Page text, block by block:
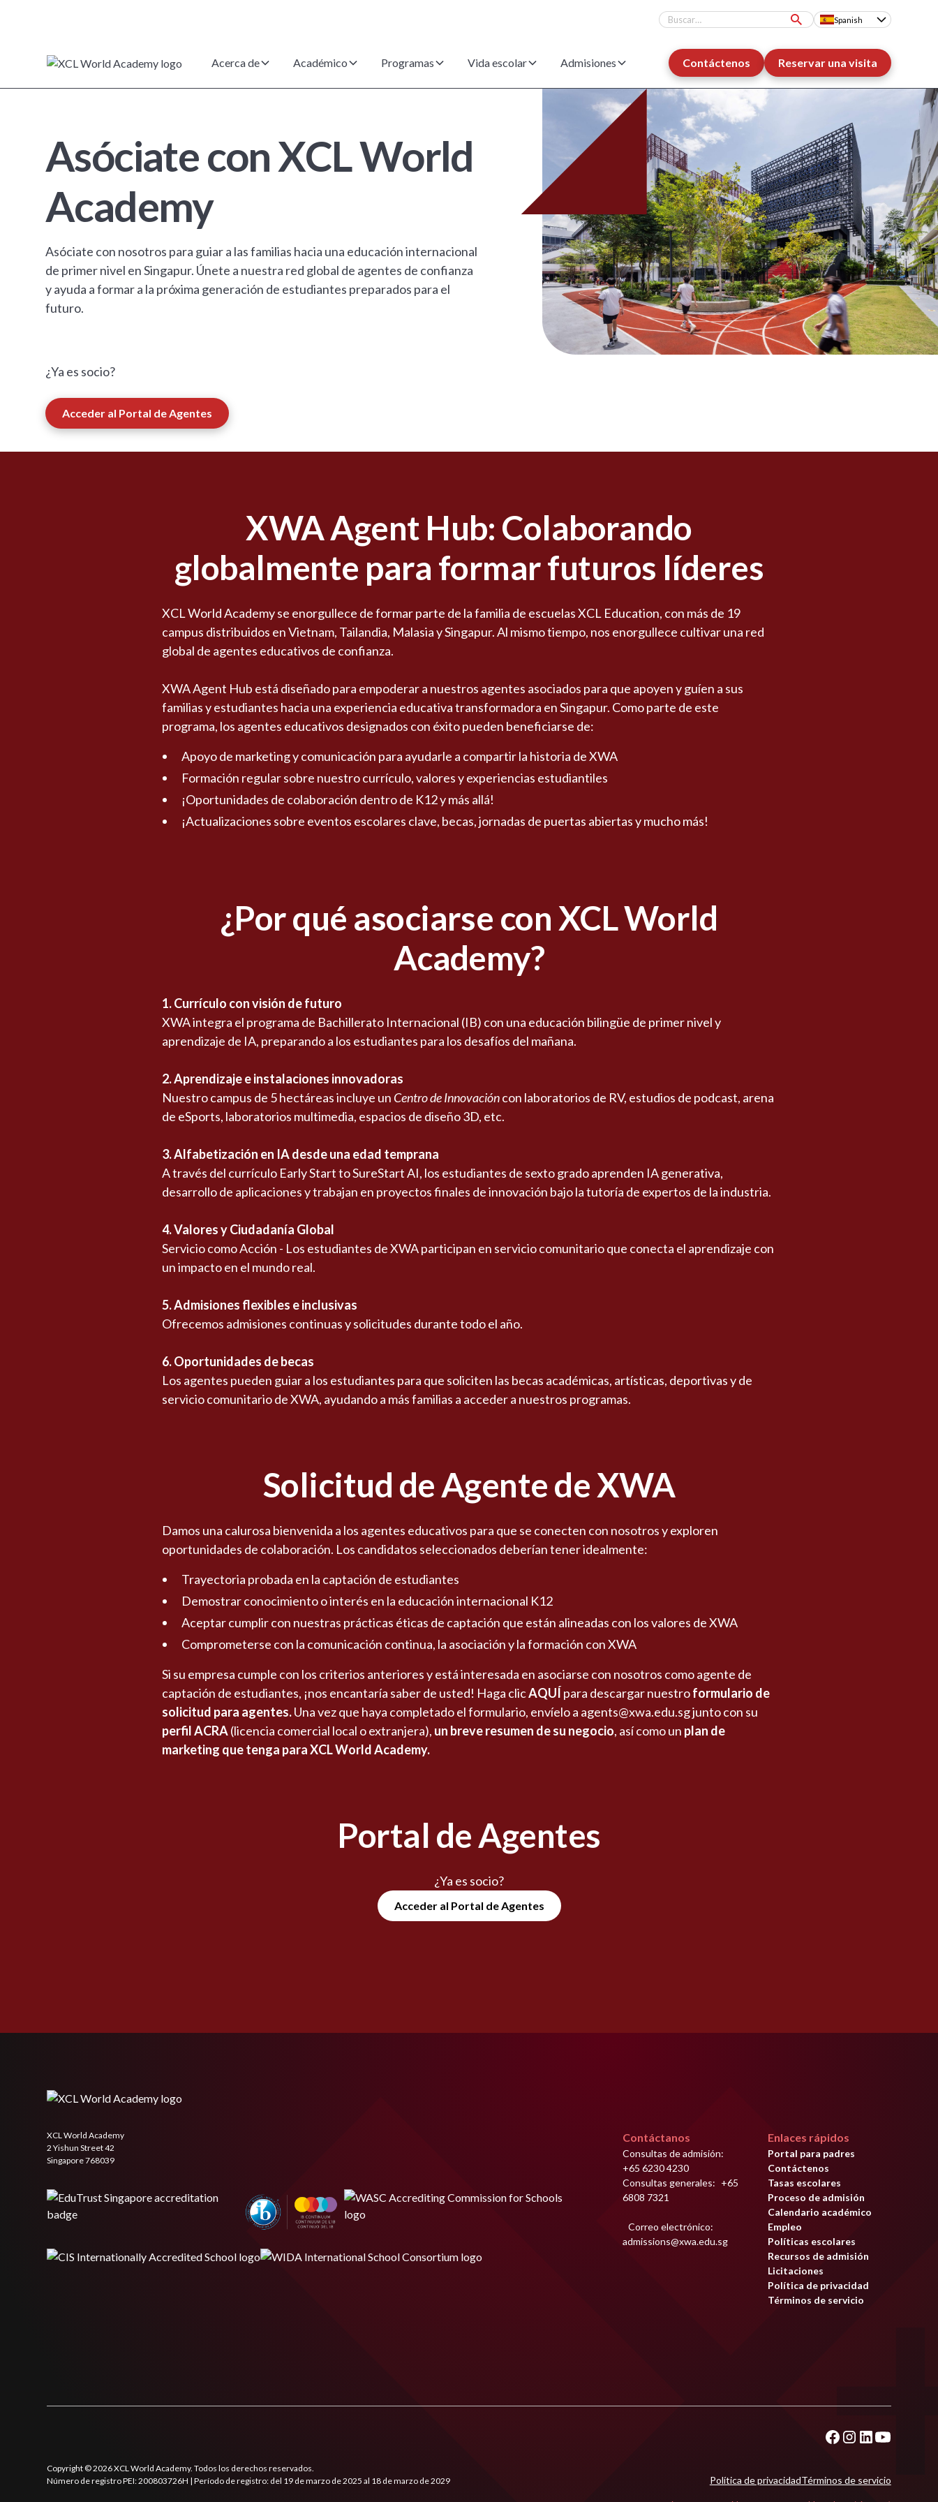
Spanish
Acerca de Académico Programas Vida escolar Admisiones Contáctenos Reservar una visita
Asóciate con XCL World
Academy
Asóciate con nosotros para guiar a las familias hacia una educación internacional
de primer nivel en Singapur. Únete a nuestra red global de agentes de confianza
y ayuda a formar a la próxima generación de estudiantes preparados para el
futuro.
¿Ya es socio?
Acceder al Portal de Agentes
XWA Agent Hub: Colaborando
globalmente para formar futuros líderes
XCL World Academy se enorgullece de formar parte de la familia de escuelas XCL Education, con más de 19
campus distribuidos en Vietnam, Tailandia, Malasia y Singapur. Al mismo tiempo, nos enorgullece cultivar una red
global de agentes educativos de confianza.
XWA Agent Hub está diseñado para empoderar a nuestros agentes asociados para que apoyen y guíen a sus
familias y estudiantes hacia una experiencia educativa transformadora en Singapur. Como parte de este
programa, los agentes educativos designados con éxito pueden beneficiarse de:
Apoyo de marketing y comunicación para ayudarle a compartir la historia de XWA
Formación regular sobre nuestro currículo, valores y experiencias estudiantiles
¡Oportunidades de colaboración dentro de K12 y más allá!
¡Actualizaciones sobre eventos escolares clave, becas, jornadas de puertas abiertas y mucho más!
¿Por qué asociarse con XCL World
Academy?
1. Currículo con visión de futuro
XWA integra el programa de Bachillerato Internacional (IB) con una educación bilingüe de primer nivel y
aprendizaje de IA, preparando a los estudiantes para los desafíos del mañana.
2. Aprendizaje e instalaciones innovadoras
Nuestro campus de 5 hectáreas incluye un Centro de Innovacióncon laboratorios de RV, estudios de podcast, arena
de eSports, laboratorios multimedia, espacios de diseño 3D, etc.
3. Alfabetización en IA desde una edad temprana
A través del currículo Early Start to SureStart AI, los estudiantes de sexto grado aprenden IA generativa,
desarrollo de aplicaciones y trabajan en proyectos finales de innovación bajo la tutoría de expertos de la industria.
4.Valores y Ciudadanía Global
Servicio como Acción - Los estudiantes de XWA participan en servicio comunitario que conecta el aprendizaje con
un impacto en el mundo real.
5. Admisiones flexibles e inclusivas
Ofrecemos admisiones continuas y solicitudes durante todo el año.
6. Oportunidades de becas
Los agentes pueden guiar a los estudiantes para que soliciten las becas académicas, artísticas, deportivas y de
servicio comunitario de XWA, ayudando a más familias a acceder a nuestros programas.
Solicitud de Agente de XWA
Damos una calurosa bienvenida a los agentes educativos para que se conecten con nosotros y exploren
oportunidades de colaboración. Los candidatos seleccionados deberían tener idealmente:
Trayectoria probada en la captación de estudiantes
Demostrar conocimiento o interés en la educación internacional K12
Aceptar cumplir con nuestras prácticas éticas de captación que están alineadas con los valores de XWA
Comprometerse con la comunicación continua, la asociación y la formación con XWA
Si su empresa cumple con los criterios anteriores y está interesada en asociarse con nosotros como agente de
captación de estudiantes, ¡nos encantaría saber de usted! Haga clicAQUÍ para descargar nuestroformulario de
solicitud para agentes.Una vez que haya completado el formulario, envíelo a agents@xwa.edu.sgjunto con su
perfil ACRA(licencia comercial local o extranjera), un breve resumen de su negocio, así como un plan de
marketing que tenga para XCL World Academy.
Portal de Agentes
¿Ya es socio?
Acceder al Portal de Agentes
XCL World Academy
2 Yishun Street 42
Singapore 768039
Contáctanos
Consultas de admisión:
+65 6230 4230
Consultas generales: ‍ +65
6808 7321
Correo electrónico:
admissions@xwa.edu.sg
Enlaces rápidos
Portal para padres
Contáctenos
Tasas escolares
Proceso de admisión
Calendario académico
Empleo
Políticas escolares
Recursos de admisión
Licitaciones
Política de privacidad
Términos de servicio
Copyright © 2026 XCL World Academy. Todos los derechos reservados.
Número de registro PEI: 200803726H | Período de registro: del 19 de marzo de 2025 al 18 de marzo de 2029
Política de privacidadTérminos de servicio